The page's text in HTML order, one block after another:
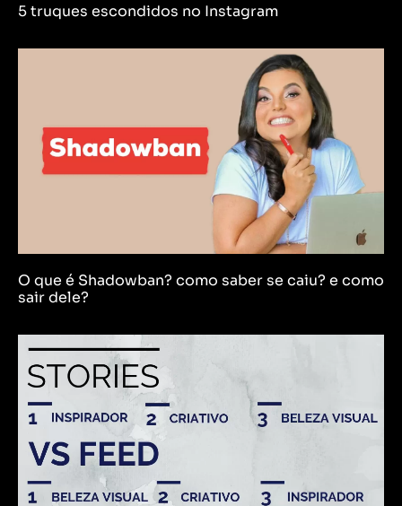
5 truques escondidos no Instagram
O que é Shadowban? como saber se caiu? e como
sair dele?